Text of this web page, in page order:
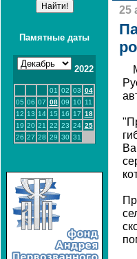
Памятные даты
2022
01 02 03 04
05 06 07 08 09 10
11
12 13 14 15 16 17 18
19 20 21 22 23 24 25
26 27 28 29 30 31
25